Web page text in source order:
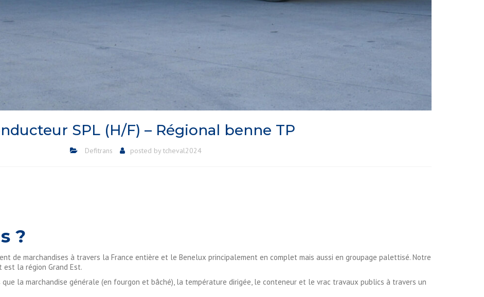
SPL (H/F) – Régional benne TP
Defitrans posted by tcheval2024
?
de marchandises à travers la France entière et le Benelux principalement en complet mais aussi en groupage palettisé. Notre
la région Grand Est.
la marchandise générale (en fourgon et bâché), la température dirigée, le conteneur et le vrac travaux publics à travers un